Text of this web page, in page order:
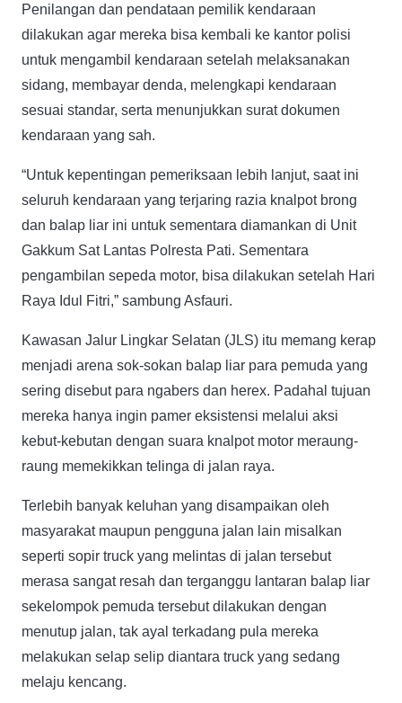
Penilangan dan pendataan pemilik kendaraan
dilakukan agar mereka bisa kembali ke kantor polisi
untuk mengambil kendaraan setelah melaksanakan
sidang, membayar denda, melengkapi kendaraan
sesuai standar, serta menunjukkan surat dokumen
kendaraan yang sah.
“Untuk kepentingan pemeriksaan lebih lanjut, saat ini
seluruh kendaraan yang terjaring razia knalpot brong
dan balap liar ini untuk sementara diamankan di Unit
Gakkum Sat Lantas Polresta Pati. Sementara
pengambilan sepeda motor, bisa dilakukan setelah Hari
Raya Idul Fitri,” sambung Asfauri.
Kawasan Jalur Lingkar Selatan (JLS) itu memang kerap
menjadi arena sok-sokan balap liar para pemuda yang
sering disebut para ngabers dan herex. Padahal tujuan
mereka hanya ingin pamer eksistensi melalui aksi
kebut-kebutan dengan suara knalpot motor meraung-
raung memekikkan telinga di jalan raya.
Terlebih banyak keluhan yang disampaikan oleh
masyarakat maupun pengguna jalan lain misalkan
seperti sopir truck yang melintas di jalan tersebut
merasa sangat resah dan terganggu lantaran balap liar
sekelompok pemuda tersebut dilakukan dengan
menutup jalan, tak ayal terkadang pula mereka
melakukan selap selip diantara truck yang sedang
melaju kencang.